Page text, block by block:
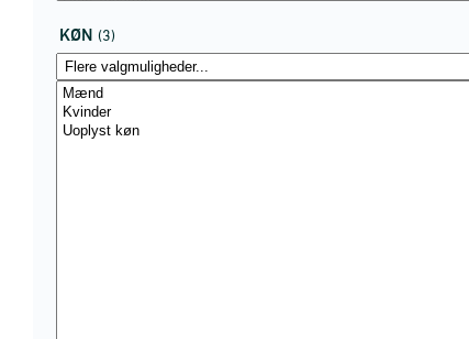
KØN (3)